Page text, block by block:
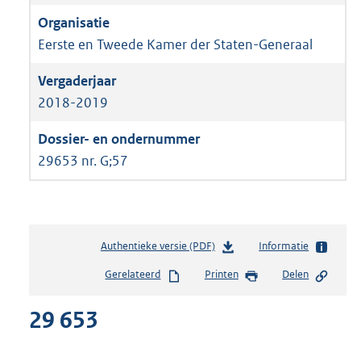
Eerste en Tweede Kamer der Staten-Generaal
2018-2019
29653 nr. G;57
Authentieke versie (PDF)b
s
Informatie
Gerelateerd Printen Delen
29 653